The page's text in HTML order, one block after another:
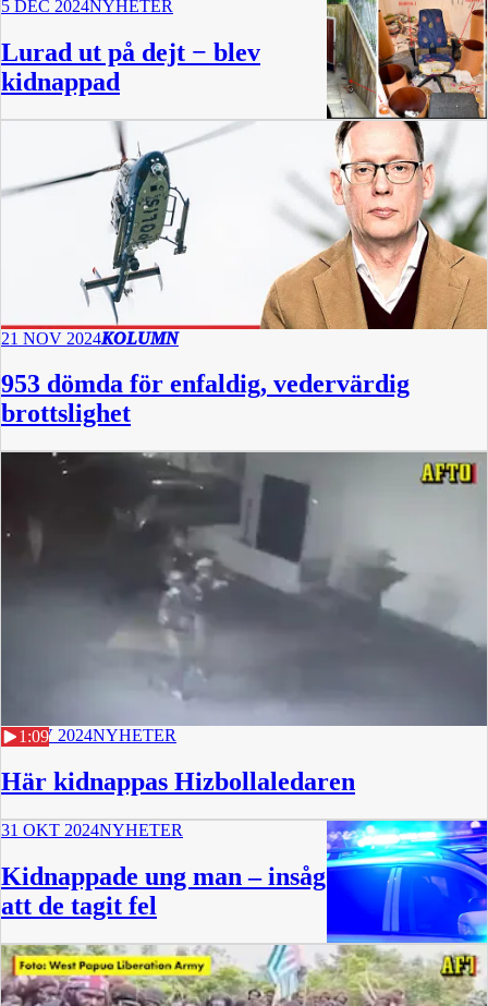
5 DEC 2024NYHETER
Lurad ut på dejt − blev
kidnappad
30 min
21 NOV 2024KOLUMN
953 dömda för enfaldig, vedervärdig
brottslighet
1:09
3 NOV 2024NYHETER
Här kidnappas Hizbollaledaren
31 OKT 2024NYHETER
Kidnappade ung man – insåg
att de tagit fel